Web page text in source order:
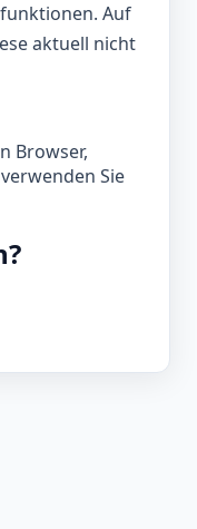
Auf
aktuell nicht
Browser,
Sie